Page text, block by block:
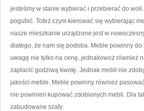
jesteśmy w stanie wybierać i przebierać do
pogubić. Toteż czym kierować się wybierając
nasze mieszkanie urządzone jest w
dlatego, że nam się podoba. Meble powinny
uwagę nie tylko na cenę, jednakowoż również
zapłacić godziwą kwotę. Jednak mebli nie
jakości meble. Meble powinny również
nie powinien kupować zdobionych mebli. Dla
zabudowane szafy.